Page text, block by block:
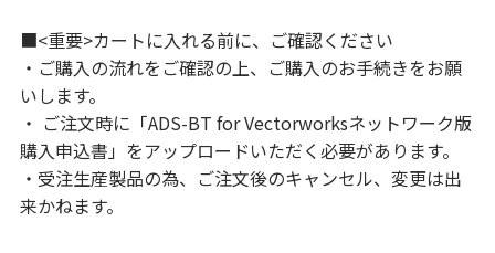
■<重要>カートに入れる前に、ご確認ください
・ご購入の流れをご確認の上、ご購入のお手続きをお願
いします。
・ ご注文時に「ADS-BT for Vectorworksネットワーク版
購入申込書」をアップロードいただく必要があります。
・受注生産製品の為、ご注文後のキャンセル、変更は出
来かねます。